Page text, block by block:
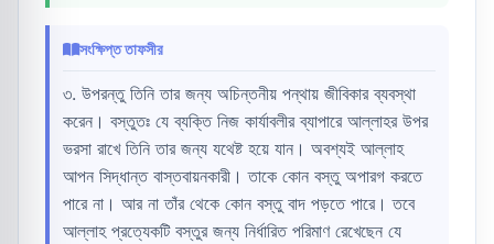
সংক্ষিপ্ত তাফসীর
৩. উপরন্তু তিনি তার জন্য অচিন্তনীয় পন্থায় জীবিকার ব্যবস্থা
করেন। বস্তুতঃ যে ব্যক্তি নিজ কার্যাবলীর ব্যাপারে আল্লাহর উপর
ভরসা রাখে তিনি তার জন্য যথেষ্ট হয়ে যান। অবশ্যই আল্লাহ
আপন সিদ্ধান্ত বাস্তবায়নকারী। তাকে কোন বস্তু অপারগ করতে
পারে না। আর না তাঁর থেকে কোন বস্তু বাদ পড়তে পারে। তবে
আল্লাহ প্রত্যেকটি বস্তুর জন্য নির্ধারিত পরিমাণ রেখেছেন যে